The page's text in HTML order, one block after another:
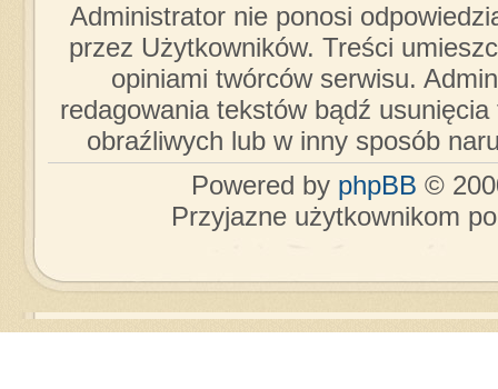
Administrator nie ponosi
przez Użytkowników. Treści
opiniami twórców serwisu.
redagowania tekstów bądź
obraźliwych lub w inny sposób
Powered by phpBB ©
Przyjazne użytkownikom